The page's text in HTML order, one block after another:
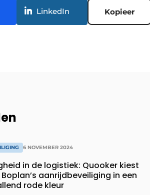
LinkedIn Kopieer
6 NOVEMBER 2024
in de logistiek: Quooker kiest
aanrijdbeveiliging in een
rode kleur